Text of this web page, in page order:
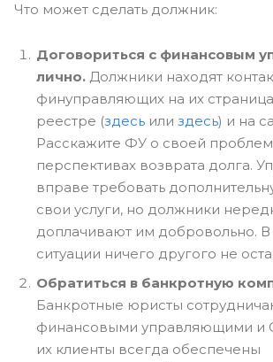
Что может сделать должник:
Договориться с финансовым
лично. Должники находят
финуправляющих на их
реестре (здесь или здесь) и на
Расскажите ФУ о своей
перспективах возврата долга.
вправе требовать
свои услуги, но должники
доплачивают им добровольно.
ситуации ничего другого не
Обратиться в банкротную
Банкротные юристы
финансовыми управляющими и
их клиенты всегда обеспечены